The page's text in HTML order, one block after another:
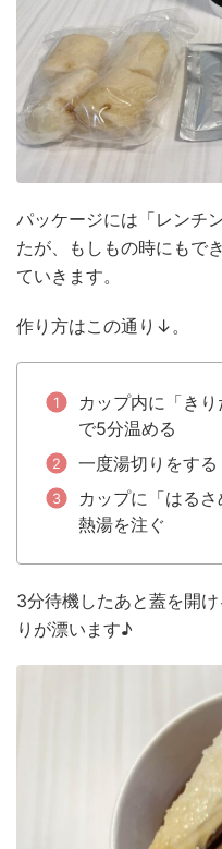
パッケージには「レンチ
たが、もしもの時にもで
ていきます。
作り方はこの通り↓。
カップ内に「き
で5分温める
一度湯切りをする
カップに「はる
熱湯を注ぐ
3分待機したあと蓋を開
りが漂います♪